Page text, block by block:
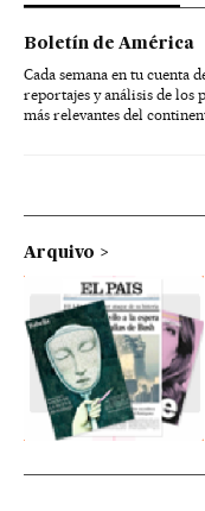
Boletín de América
Cada semana en tu cuenta
reportajes y análisis de los
más relevantes del
Arquivo